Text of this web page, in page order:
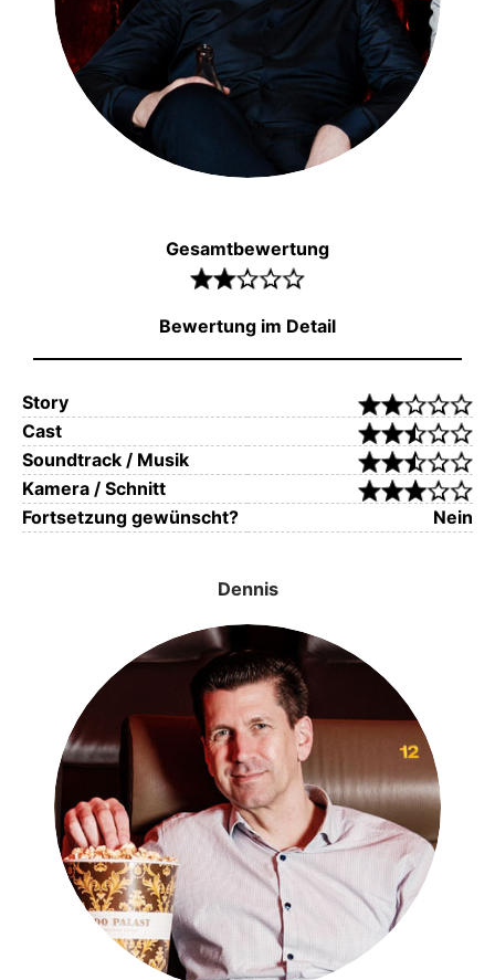
Gesamtbewertung
Bewertung im Detail
Story
Cast
Soundtrack / Musik
Kamera / Schnitt
Fortsetzung gewünscht?
Nein
Dennis